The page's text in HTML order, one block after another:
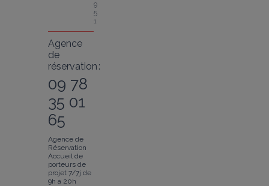
9
5
1
Agence
de
réservation :
09 78
35 01
65
Agence de
Réservation
Accueil de
porteurs de
projet 7/7j de
9h à 20h